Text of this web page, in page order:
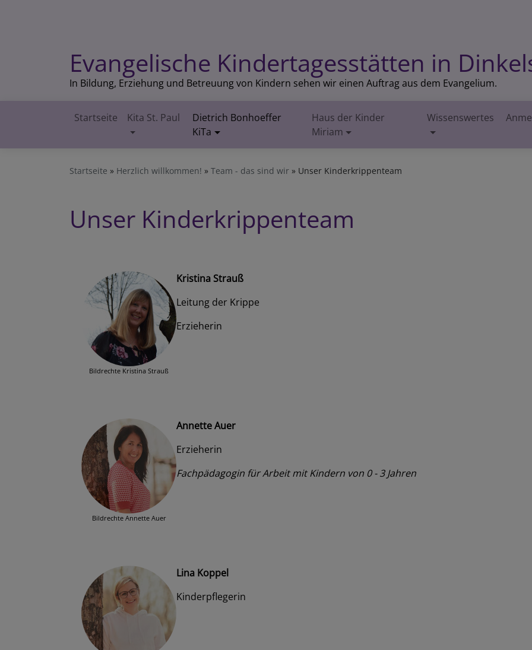
Evangelische Kindertagesstätten in
In Bildung, Erziehung und Betreuung von Kindern sehen wir einen Auftrag aus dem Evangelium.
Hauptnavigation
Startseite Kita St. Paul
Dietrich Bonhoeffer
KiTa
Haus der Kinder
Miriam
Wissenswertes
Startseite Herzlich willkommen! Team - das sind wir Unser Kinderkrippenteam
Unser Kinderkrippenteam
Bildrechte Kristina Strauß
Kristina Strauß
Leitung der Krippe
Erzieherin
Bildrechte Annette Auer
Annette Auer
Erzieherin
Fachpädagogin für Arbeit mit Kindern von 0 - 3 Jahren
Lina Koppel
Kinderpflegerin